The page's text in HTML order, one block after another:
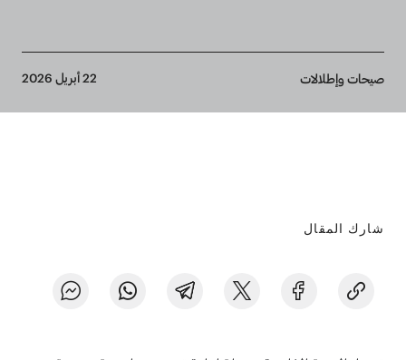
Breadcrumb
صيحات وإطلالات 22 أبريل 2026
شارك المقال